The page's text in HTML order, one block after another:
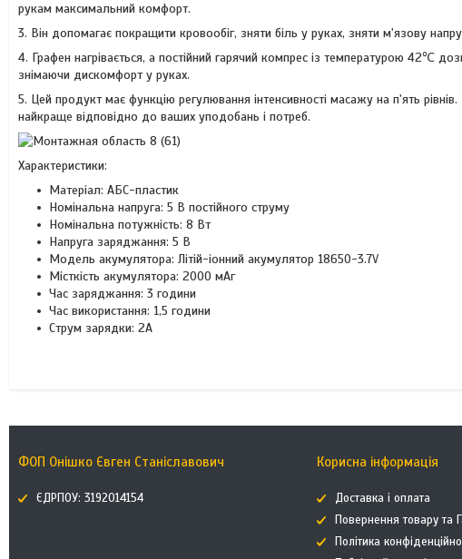
рукам максимальний комфорт.
3. Він допомагає покращити кровообіг, зняти біль у руках, зняти м'язову
4. Графен нагрівається, а постійний гарячий компрес із температурою 42℃
знімаючи дискомфорт у руках.
5. Цей продукт має функцію регулювання інтенсивності масажу на п'ять
найкраще відповідно до ваших уподобань і потреб.
Характеристики:
Матеріал: АБС-пластик
Номінальна напруга: 5 В постійного струму
Номінальна потужність: 8 Вт
Напруга заряджання: 5 В
Модель акумулятора: Літій-іонний акумулятор 18650-3.7V
Місткість акумулятора: 2000 мАг
Час заряджання: 3 години
Час використання: 1,5 години
Струм зарядки: 2А
ФОП Онішко Євген Станіславович
ЄДРПОУ: 3192014154
Корисна інформація
Доставка і оплата
Повернення товару та
Політика